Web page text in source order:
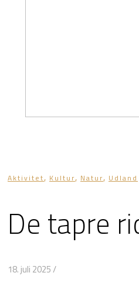
Aktivitet, Kultur, Natur, Udland
De tapre
18. juli 2025/